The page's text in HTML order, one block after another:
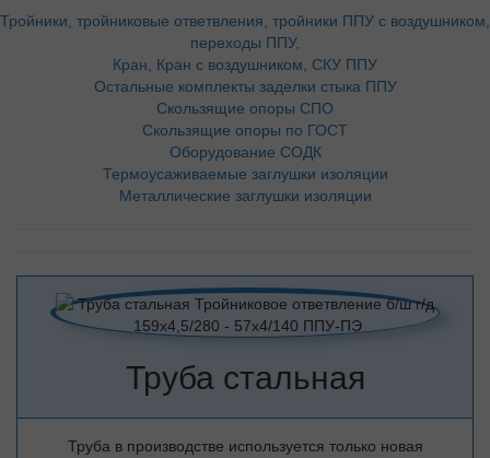
Тройники, тройниковые ответвления, тройники ППУ с воздушником,
переходы ППУ,
Кран, Кран с воздушником, СКУ ППУ
Остальные комплекты заделки стыка ППУ
Скользящие опоры СПО
Скользящие опоры по ГОСТ
Оборудование СОДК
Термоусаживаемые заглушки изоляции
Металлические заглушки изоляции
Труба стальная
Труба в производстве используется только новая